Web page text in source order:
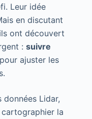
Leur idée
en discutant
ont découvert
: suivre
pour ajuster les
Lidar,
la